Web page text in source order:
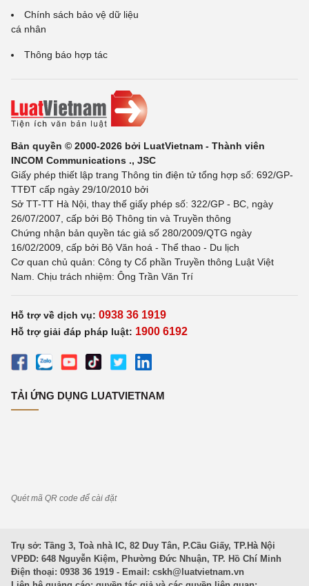
Chính sách bảo vệ dữ liệu
cá nhân
Thông báo hợp tác
Bản quyền © 2000-2026 bởi LuatVietnam - Thành viên
INCOM Communications ., JSC
Giấy phép thiết lập trang Thông tin điện tử tổng hợp số: 692/GP-
TTĐT cấp ngày 29/10/2010 bởi
Sở TT-TT Hà Nội, thay thế giấy phép số: 322/GP - BC, ngày
26/07/2007, cấp bởi Bộ Thông tin và Truyền thông
Chứng nhận bản quyền tác giả số 280/2009/QTG ngày
16/02/2009, cấp bởi Bộ Văn hoá - Thể thao - Du lịch
Cơ quan chủ quản: Công ty Cổ phần Truyền thông Luật Việt
Nam. Chịu trách nhiệm: Ông Trần Văn Trí
Hỗ trợ về dịch vụ: 0938 36 1919
Hỗ trợ giải đáp pháp luật: 1900 6192
TẢI ỨNG DỤNG LUATVIETNAM
Quét mã QR code để cài đặt
Trụ sở: Tầng 3, Toà nhà IC, 82 Duy Tân, P.Cầu Giấy, TP.Hà Nội
VPĐD: 648 Nguyễn Kiệm, Phường Đức Nhuận, TP. Hồ Chí Minh
Điện thoại: 0938 36 1919 - Email: cskh@luatvietnam.vn